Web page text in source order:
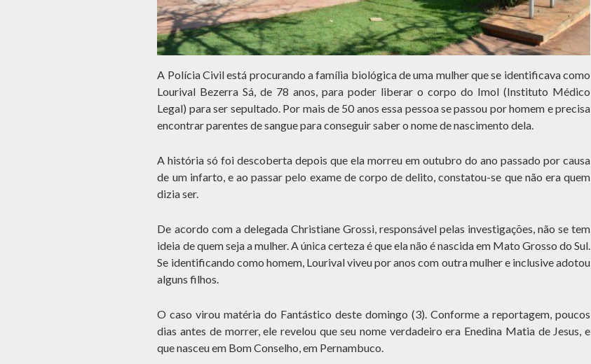
A Polícia Civil está procurando a família biológica de uma mulher que se identificava como
Lourival Bezerra Sá, de 78 anos, para poder liberar o corpo do Imol (Instituto Médico
Legal) para ser sepultado. Por mais de 50 anos essa pessoa se passou por homem e precisa
encontrar parentes de sangue para conseguir saber o nome de nascimento dela.
A história só foi descoberta depois que ela morreu em outubro do ano passado por causa
de um infarto, e ao passar pelo exame de corpo de delito, constatou-se que não era quem
dizia ser.
De acordo com a delegada Christiane Grossi, responsável pelas investigações, não se tem
ideia de quem seja a mulher. A única certeza é que ela não é nascida em Mato Grosso do Sul.
Se identificando como homem, Lourival viveu por anos com outra mulher e inclusive adotou
alguns filhos.
O caso virou matéria do Fantástico deste domingo (3). Conforme a reportagem, poucos
dias antes de morrer, ele revelou que seu nome verdadeiro era Enedina Matia de Jesus, e
que nasceu em Bom Conselho, em Pernambuco.